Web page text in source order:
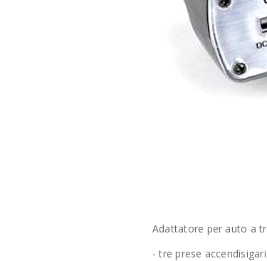
Adattatore per auto a
- tre prese